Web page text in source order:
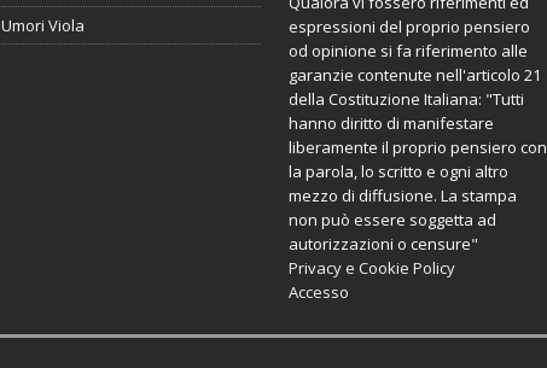
Umori Viola
espressioni del proprio pensiero
od opinione si fa riferimento alle
garanzie contenute nell'articolo 21
della Costituzione Italiana: "Tutti
hanno diritto di manifestare
liberamente il proprio pensiero con
la parola, lo scritto e ogni altro
mezzo di diffusione. La stampa
non può essere soggetta ad
autorizzazioni o censure"
Privacy e Cookie Policy
Accesso